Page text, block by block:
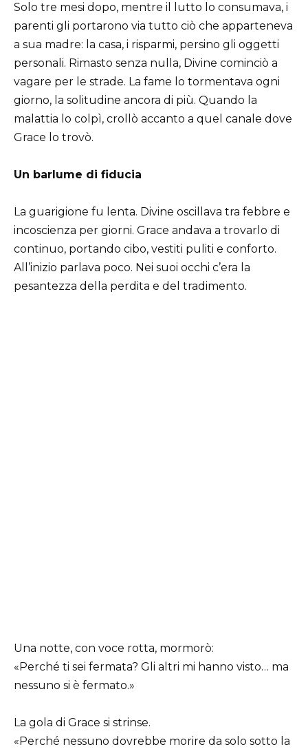
Solo tre mesi dopo, mentre il lutto lo consumava, i
parenti gli portarono via tutto ciò che apparteneva
a sua madre: la casa, i risparmi, persino gli oggetti
personali. Rimasto senza nulla, Divine cominciò a
vagare per le strade. La fame lo tormentava ogni
giorno, la solitudine ancora di più. Quando la
malattia lo colpì, crollò accanto a quel canale dove
Grace lo trovò.
Un barlume di fiducia
La guarigione fu lenta. Divine oscillava tra febbre e
incoscienza per giorni. Grace andava a trovarlo di
continuo, portando cibo, vestiti puliti e conforto.
All’inizio parlava poco. Nei suoi occhi c’era la
pesantezza della perdita e del tradimento.
Una notte, con voce rotta, mormorò:
«Perché ti sei fermata? Gli altri mi hanno visto… ma
nessuno si è fermato.»
La gola di Grace si strinse.
«Perché nessuno dovrebbe morire da solo sotto la